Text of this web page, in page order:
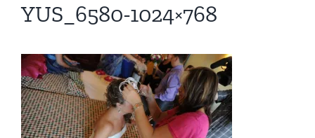
YUS_6580-1024×768